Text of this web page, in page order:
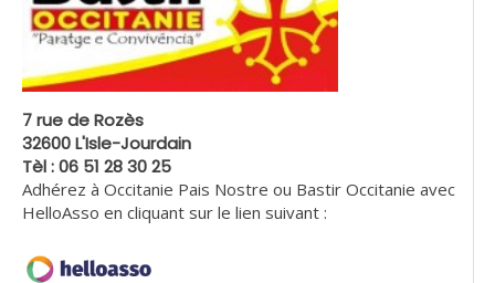
7 rue de Rozès
32600 L'Isle-Jourdain
Tèl : 06 51 28 30 25
Adhérez à Occitanie Pais Nostre ou Bastir Occitanie avec
HelloAsso en cliquant sur le lien suivant :